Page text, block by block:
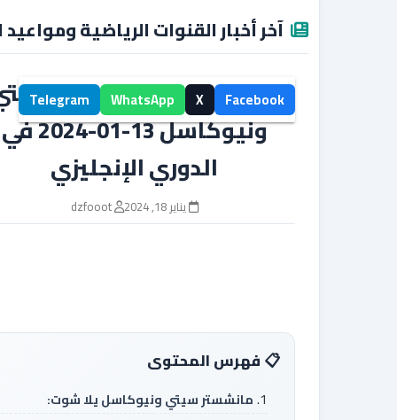
آخر أخبار القنوات الرياضية ومواعيد
نتيجة مباراة مانشستر
ونيوكاسل 13-01-2024 في
الدوري الإنجليزي
يناير 18, 2024 dzfooot
فهرس المحتوى
مانشستر سيتي ونيوكاسل يلا شوت:
Facebook
X
WhatsApp
Telegram